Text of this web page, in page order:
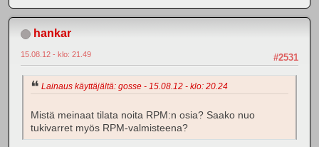
hankar
#2531
15.08.12 - klo: 21.49
Lainaus käyttäjältä: gosse - 15.08.12 - klo: 20.24
Mistä meinaat tilata noita RPM:n osia? Saako nuo
tukivarret myös RPM-valmisteena?